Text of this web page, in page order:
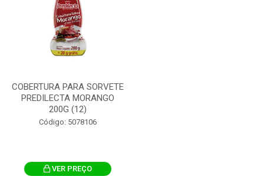
COBERTURA PARA SORVETE
PREDILECTA MORANGO
200G (12)
Código: 5078106
VER PREÇO